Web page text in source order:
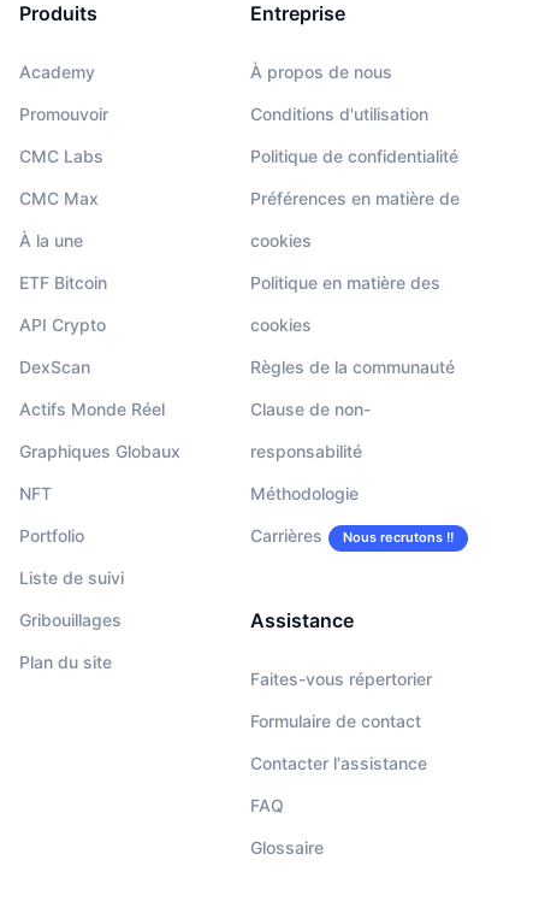
Produits
Academy
Promouvoir
CMC Labs
CMC Max
À la une
ETF Bitcoin
API Crypto
DexScan
Actifs Monde Réel
Graphiques Globaux
NFT
Portfolio
Liste de suivi
Gribouillages
Plan du site
Entreprise
À propos de nous
Conditions d'utilisation
Politique de confidentialité
Préférences en matière de
cookies
Politique en matière des
cookies
Règles de la communauté
Clause de non-
responsabilité
Méthodologie
Carrières Nous recrutons !!
Assistance
Faites-vous répertorier
Formulaire de contact
Contacter l'assistance
FAQ
Glossaire